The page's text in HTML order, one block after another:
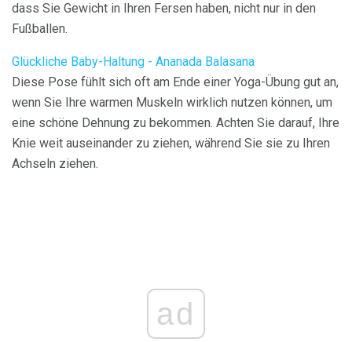
dass Sie Gewicht in Ihren Fersen haben, nicht nur in den
Fußballen.
Glückliche Baby-Haltung - Ananada Balasana
Diese Pose fühlt sich oft am Ende einer Yoga-Übung gut an,
wenn Sie Ihre warmen Muskeln wirklich nutzen können, um
eine schöne Dehnung zu bekommen. Achten Sie darauf, Ihre
Knie weit auseinander zu ziehen, während Sie sie zu Ihren
Achseln ziehen.
ad